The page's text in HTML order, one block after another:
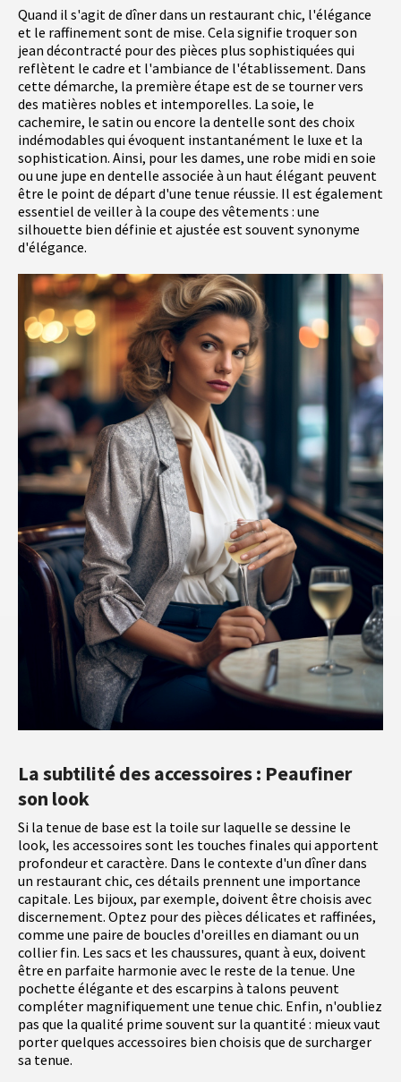
Quand il s'agit de dîner dans un restaurant chic, l'élégance
et le raffinement sont de mise. Cela signifie troquer son
jean décontracté pour des pièces plus sophistiquées qui
reflètent le cadre et l'ambiance de l'établissement. Dans
cette démarche, la première étape est de se tourner vers
des matières nobles et intemporelles. La soie, le
cachemire, le satin ou encore la dentelle sont des choix
indémodables qui évoquent instantanément le luxe et la
sophistication. Ainsi, pour les dames, une robe midi en soie
ou une jupe en dentelle associée à un haut élégant peuvent
être le point de départ d'une tenue réussie. Il est également
essentiel de veiller à la coupe des vêtements : une
silhouette bien définie et ajustée est souvent synonyme
d'élégance.
La subtilité des accessoires : Peaufiner
son look
Si la tenue de base est la toile sur laquelle se dessine le
look, les accessoires sont les touches finales qui apportent
profondeur et caractère. Dans le contexte d'un dîner dans
un restaurant chic, ces détails prennent une importance
capitale. Les bijoux, par exemple, doivent être choisis avec
discernement. Optez pour des pièces délicates et raffinées,
comme une paire de boucles d'oreilles en diamant ou un
collier fin. Les sacs et les chaussures, quant à eux, doivent
être en parfaite harmonie avec le reste de la tenue. Une
pochette élégante et des escarpins à talons peuvent
compléter magnifiquement une tenue chic. Enfin, n'oubliez
pas que la qualité prime souvent sur la quantité : mieux vaut
porter quelques accessoires bien choisis que de surcharger
sa tenue.